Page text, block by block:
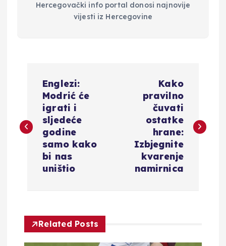
Hercegovački info portal donosi najnovije
vijesti iz Hercegovine
v
c
Englezi:
Modrić će
igrati i
sljedeće
godine
samo kako
bi nas
uništio
Kako
pravilno
čuvati
ostatke
hrane:
Izbjegnite
kvarenje
namirnica
Related Posts